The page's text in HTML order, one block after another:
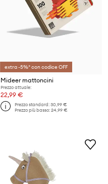
extra -5%* con codice OFF
Mideer mattoncini
Prezzo attuale:
22,99 €
Prezzo standard:30,99 €
Prezzo più basso:24,99 €